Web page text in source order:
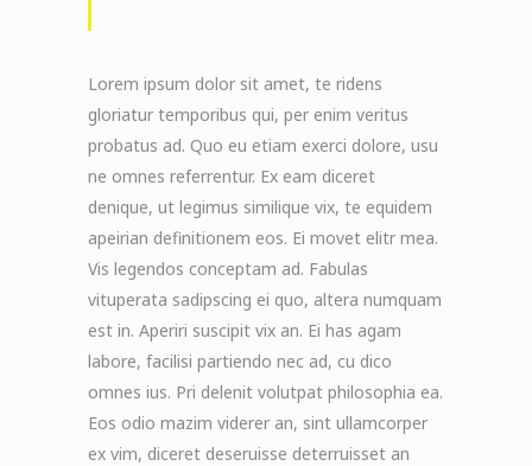
Lorem ipsum dolor sit amet, te ridens
gloriatur temporibus qui, per enim veritus
probatus ad. Quo eu etiam exerci dolore, usu
ne omnes referrentur. Ex eam diceret
denique, ut legimus similique vix, te equidem
apeirian definitionem eos. Ei movet elitr mea.
Vis legendos conceptam ad. Fabulas
vituperata sadipscing ei quo, altera numquam
est in. Aperiri suscipit vix an. Ei has agam
labore, facilisi partiendo nec ad, cu dico
omnes ius. Pri delenit volutpat philosophia ea.
Eos odio mazim viderer an, sint ullamcorper
ex vim, diceret deseruisse deterruisset an